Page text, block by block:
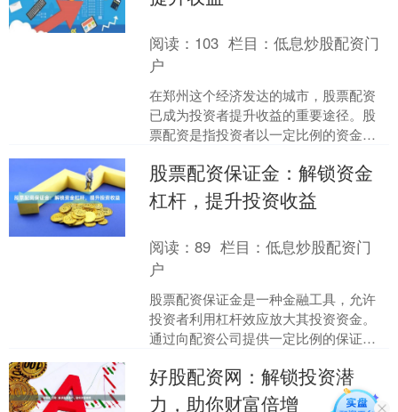
阅读： 103 栏目：低息炒股配资门
户
在郑州这个经济发达的城市，股票配资
已成为投资者提升收益的重要途径。股
票配资是指投资者以一定比例的资金作
票投资的一种融资方式。 ....
股票配资保证金：解锁资金
杠杆，提升投资收益
阅读：89 栏目：低息炒股配资门
户
股票配资保证金是一种金融工具，允许
投资者利用杠杆效应放大其投资资金。
通过向配资公司提供一定比例的保证
投资额度。 **如何运作？....
好股配资网：解锁投资潜
力，助你财富倍增